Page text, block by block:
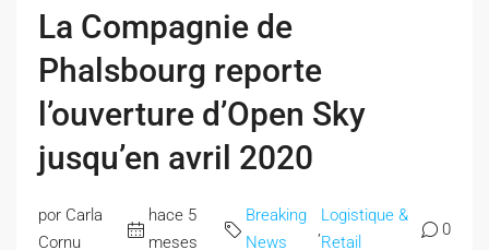
La Compagnie de
Phalsbourg reporte
l’ouverture d’Open Sky
jusqu’en avril 2020
por Carla
Cornu
hace 5
meses
Breaking
News
Logistique &
Retail
0